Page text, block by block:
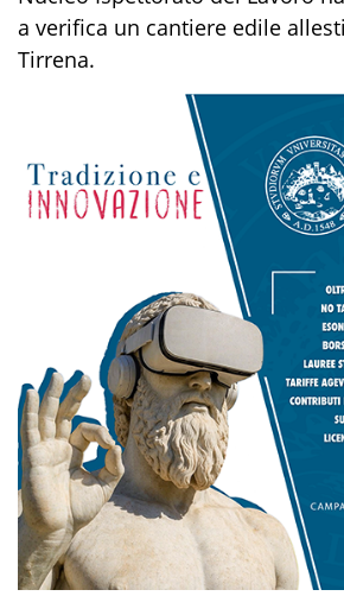
a verifica un cantiere edile
Tirrena.